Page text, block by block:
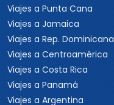
Viajes a Punta Cana
Viajes a Jamaica
Viajes a Rep. Dominicana
Viajes a Centroamérica
Viajes a Costa Rica
Viajes a Panamá
Viajes a Argentina